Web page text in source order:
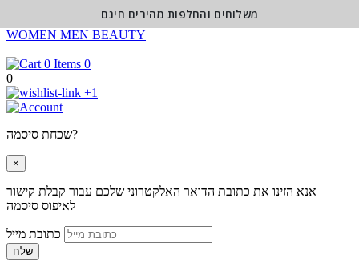
WOMEN MEN BEAUTY
0
0
+1
שכחת סיסמה?
×
אנא הזינו את כתובת הדואר האלקטרוני שלכם עבור קבלת קישור
לאיפוס סיסמה
שלח
משלוחים והחלפות מהירים חינם